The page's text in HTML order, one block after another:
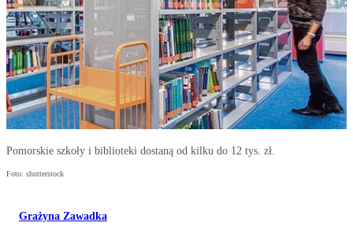
Pomorskie szkoły i biblioteki dostaną od kilku do 12 tys. zł.
Foto: shutterstock
Grażyna Zawadka